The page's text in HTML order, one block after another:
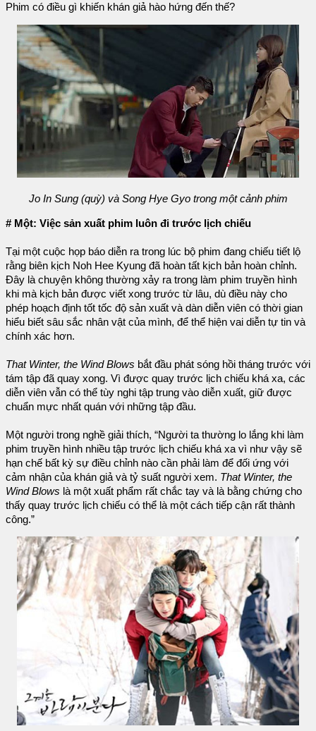
Phim có điều gì khiến khán giả hào hứng đến thế?
Jo In Sung (quỳ) và Song Hye Gyo trong một cảnh phim
# Một: Việc sản xuất phim luôn đi trước lịch chiếu
Tại một cuộc họp báo diễn ra trong lúc bộ phim đang chiếu tiết lộ
rằng biên kịch Noh Hee Kyung đã hoàn tất kịch bản hoàn chỉnh.
Đây là chuyện không thường xảy ra trong làm phim truyền hình
khi mà kịch bản được viết xong trước từ lâu, dù điều này cho
phép hoạch định tốt tốc độ sản xuất và dàn diễn viên có thời gian
hiểu biết sâu sắc nhân vật của mình, để thể hiện vai diễn tự tin và
chính xác hơn.
That Winter, the Wind Blows bắt đầu phát sóng hồi tháng trước với
tám tập đã quay xong. Vì được quay trước lịch chiếu khá xa, các
diễn viên vẫn có thể tùy nghi tập trung vào diễn xuất, giữ được
chuẩn mực nhất quán với những tập đầu.
Một người trong nghề giải thích, “Người ta thường lo lắng khi làm
phim truyền hình nhiều tập trước lịch chiếu khá xa vì như vậy sẽ
hạn chế bất kỳ sự điều chỉnh nào cần phải làm để đối ứng với
cảm nhận của khán giả và tỷ suất người xem. That Winter, the
Wind Blows là một xuất phẩm rất chắc tay và là bằng chứng cho
thấy quay trước lịch chiếu có thể là một cách tiếp cận rất thành
công.”